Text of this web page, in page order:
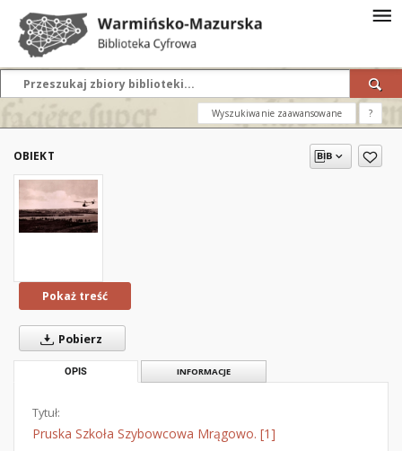
Wyszukiwanie zaawansowane ?
OBIEKT
Pokaż treść
Pobierz
OPIS INFORMACJE
Tytuł:
Pruska Szkoła Szybowcowa Mrągowo. [1]